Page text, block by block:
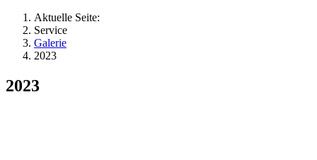
Aktuelle Seite:
Service
Galerie
2023
2023